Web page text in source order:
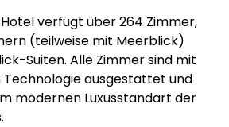
verfügt über 264 Zimmer,
(teilweise mit Meerblick)
Suiten. Alle Zimmer sind mit
ausgestattet und
modernen Luxusstandart der